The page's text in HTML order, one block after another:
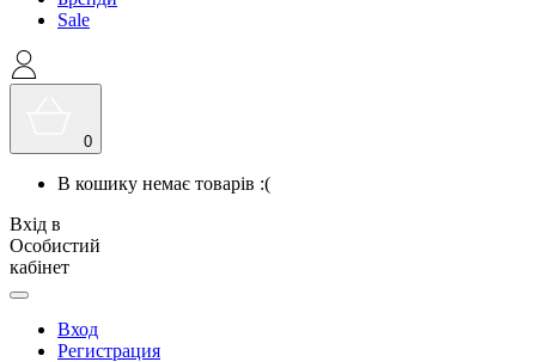
Sale
0
В кошику немає товарів :(
Вхід в
Особистий
кабінет
Вход
Регистрация